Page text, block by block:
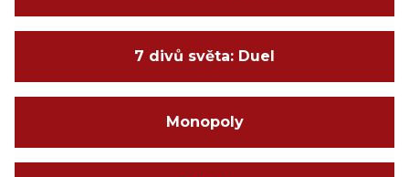
7 divů světa: Duel
Monopoly